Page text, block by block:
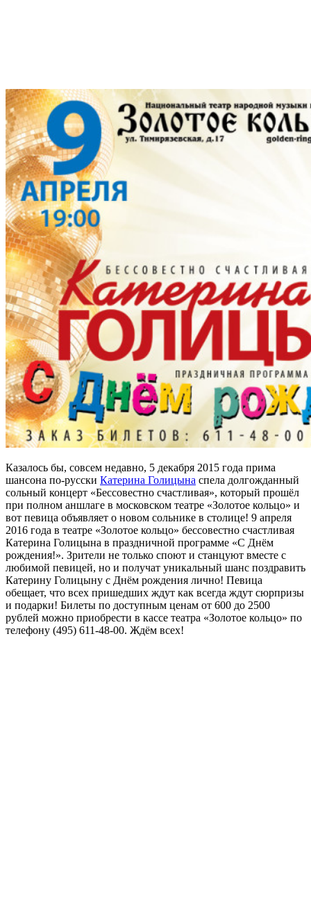
Казалось бы, совсем недавно, 5 декабря 2015 года прима
шансона по-русски Катерина Голицына спела долгожданный
сольный концерт «Бессовестно счастливая», который прошёл
при полном аншлаге в московском театре «Золотое кольцо» и
вот певица объявляет о новом сольнике в столице! 9 апреля
2016 года в театре «Золотое кольцо» бессовестно счастливая
Катерина Голицына в праздничной программе «С Днём
рождения!». Зрители не только споют и станцуют вместе с
любимой певицей, но и получат уникальный шанс поздравить
Катерину Голицыну с Днём рождения лично! Певица
обещает, что всех пришедших ждут как всегда ждут сюрпризы
и подарки! Билеты по доступным ценам от 600 до 2500
рублей можно приобрести в кассе театра «Золотое кольцо» по
телефону (495) 611-48-00. Ждём всех!